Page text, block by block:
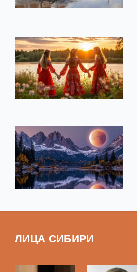
ЛИЦА СИБИРИ